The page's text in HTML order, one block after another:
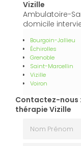
Vizille
Ambulatoire-
domicile
Bourgoin-Jallieu
Échirolles
Grenoble
Saint-Marcellin
Vizille
Voiron
Contactez-nous
thérapie Vizille